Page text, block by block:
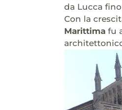
da Lucca
Con la
Marittima fu